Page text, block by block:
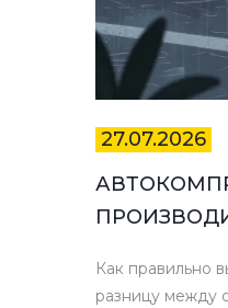
27.07.2026
Как правильно
разницу между